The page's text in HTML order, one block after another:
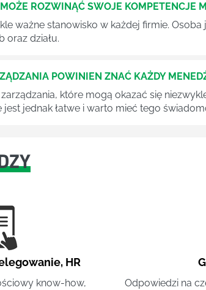
ROZWINĄĆ SWOJE KOMPETENCJE
ważne stanowisko w każdej firmie.
oraz działu.
POWINIEN ZNAĆ KAŻDY
które mogą okazać się
jednak łatwe i warto mieć tego
, HR
know-how,
Odpowiedzi na